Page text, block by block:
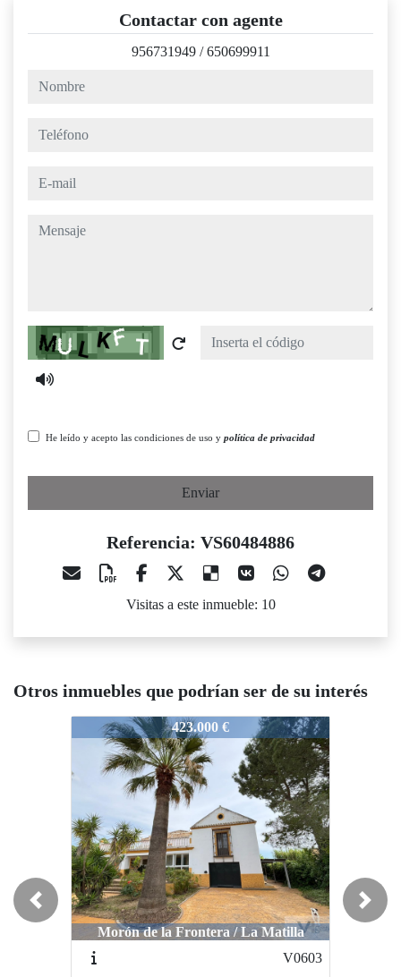
Contactar con agente
956731949 /650699911
nombre
teléfono
e-mail
mensaje
Captcha
He leído y acepto las condiciones de uso y política de privacidad
Enviar
Referencia: VS60484886
Visitas a este inmueble: 10
Otros inmuebles que podrían ser de su interés
VS60484886 423.000 €
Morón de la Frontera / La Matilla
V0603
VS60484886 590.000 €
Marchena / -PROXIMA AL
Previous Next